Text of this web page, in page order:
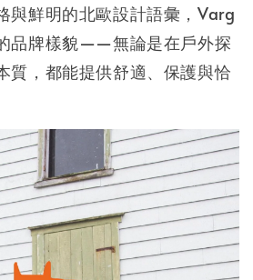
與鮮明的北歐設計語彙，Varg
品牌樣貌——無論是在戶外探
質，都能提供舒適、保護與恰